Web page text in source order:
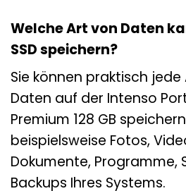
Welche Art von Daten
SSD speichern?
Sie können praktisch
Daten auf der Intenso
Premium 128 GB
beispielsweise Fotos,
Dokumente, Programme,
Backups Ihres Systems.